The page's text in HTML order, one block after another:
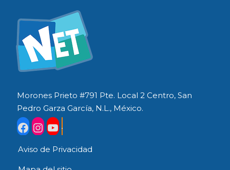
Morones Prieto #791 Pte. Local 2 Centro, San
Pedro Garza García, N.L., México.
Aviso de Privacidad